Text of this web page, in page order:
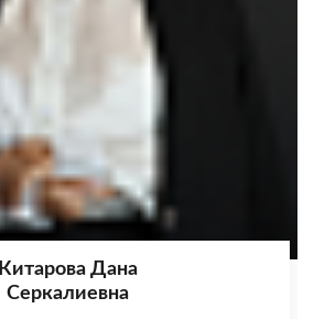
Китарова Дана
Серкалиевна